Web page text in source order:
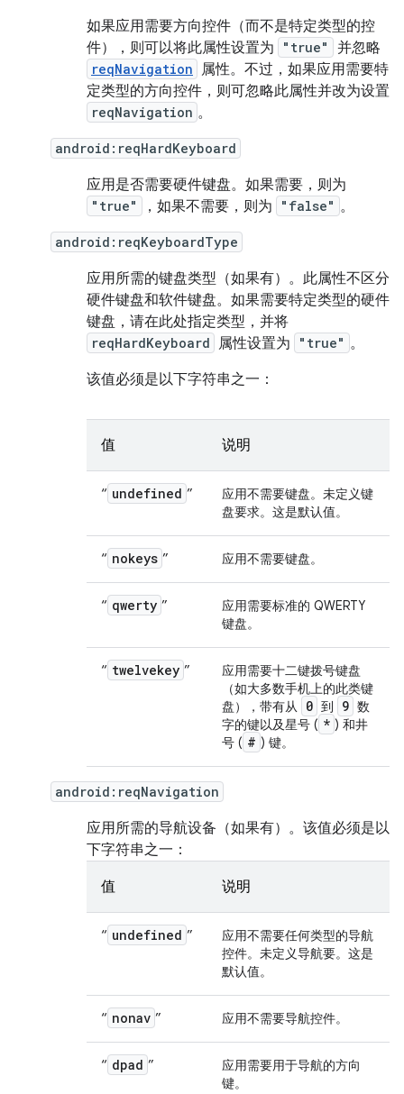
如果应用需要方向控件（而不是特定类型的控
件），则可以将此属性设置为
"true" 并忽略
reqNavigation 属性。不过，如果应用需要特
定类型的方向控件，则可忽略此属性并改为设置
reqNavigation 。
android:reqHardKeyboard
应用是否需要硬件键盘。如果需要，则为
"true" ，如果不需要，则为 "false" 。
android:reqKeyboardType
应用所需的键盘类型（如果有）。此属性不区分
硬件键盘和软件键盘。如果需要特定类型的硬件
键盘，请在此处指定类型，并将
reqHardKeyboard 属性设置为 "true" 。
该值必须是以下字符串之一：
值 说明
“ undefined ”
应用不需要键盘。未定义键
盘要求。这是默认值。
“ nokeys ” 应用不需要键盘。
“ qwerty ”
应用需要标准的 QWERTY
键盘。
“ twelvekey ”
应用需要十二键拨号键盘
（如大多数手机上的此类键
盘），带有从
0 到 9 数
字的键以及星号 ( * ) 和井
号 ( # ) 键。
android:reqNavigation
应用所需的导航设备（如果有）。该值必须是以
下字符串之一：
值 说明
“ undefined ”
应用不需要任何类型的导航
控件。未定义导航要。这是
默认值。
“ nonav ” 应用不需要导航控件。
“ dpad ”
应用需要用于导航的方向
键。